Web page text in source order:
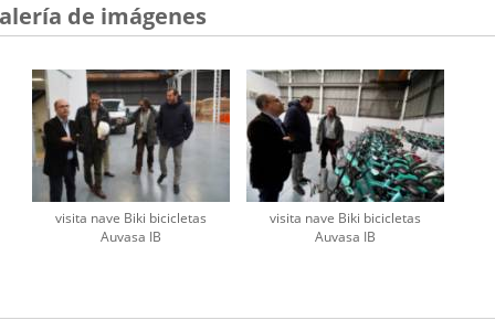
de imágenes
visita nave Biki bicicletas
Auvasa IB
visita nave Biki bicicletas
Auvasa IB